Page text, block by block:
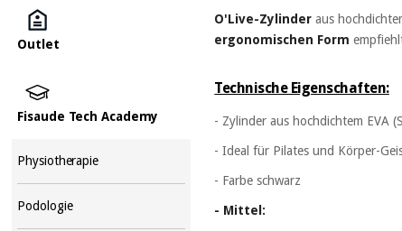
Outlet
Fisaude Tech Academy
Physiotherapie
Podologie
O'Live-Zylinder aus
ergonomischen Form
Technische Eigenschaften:
- Zylinder aus hochdichtem EVA
- Ideal für Pilates und Körper-
- Farbe schwarz
- Mittel: